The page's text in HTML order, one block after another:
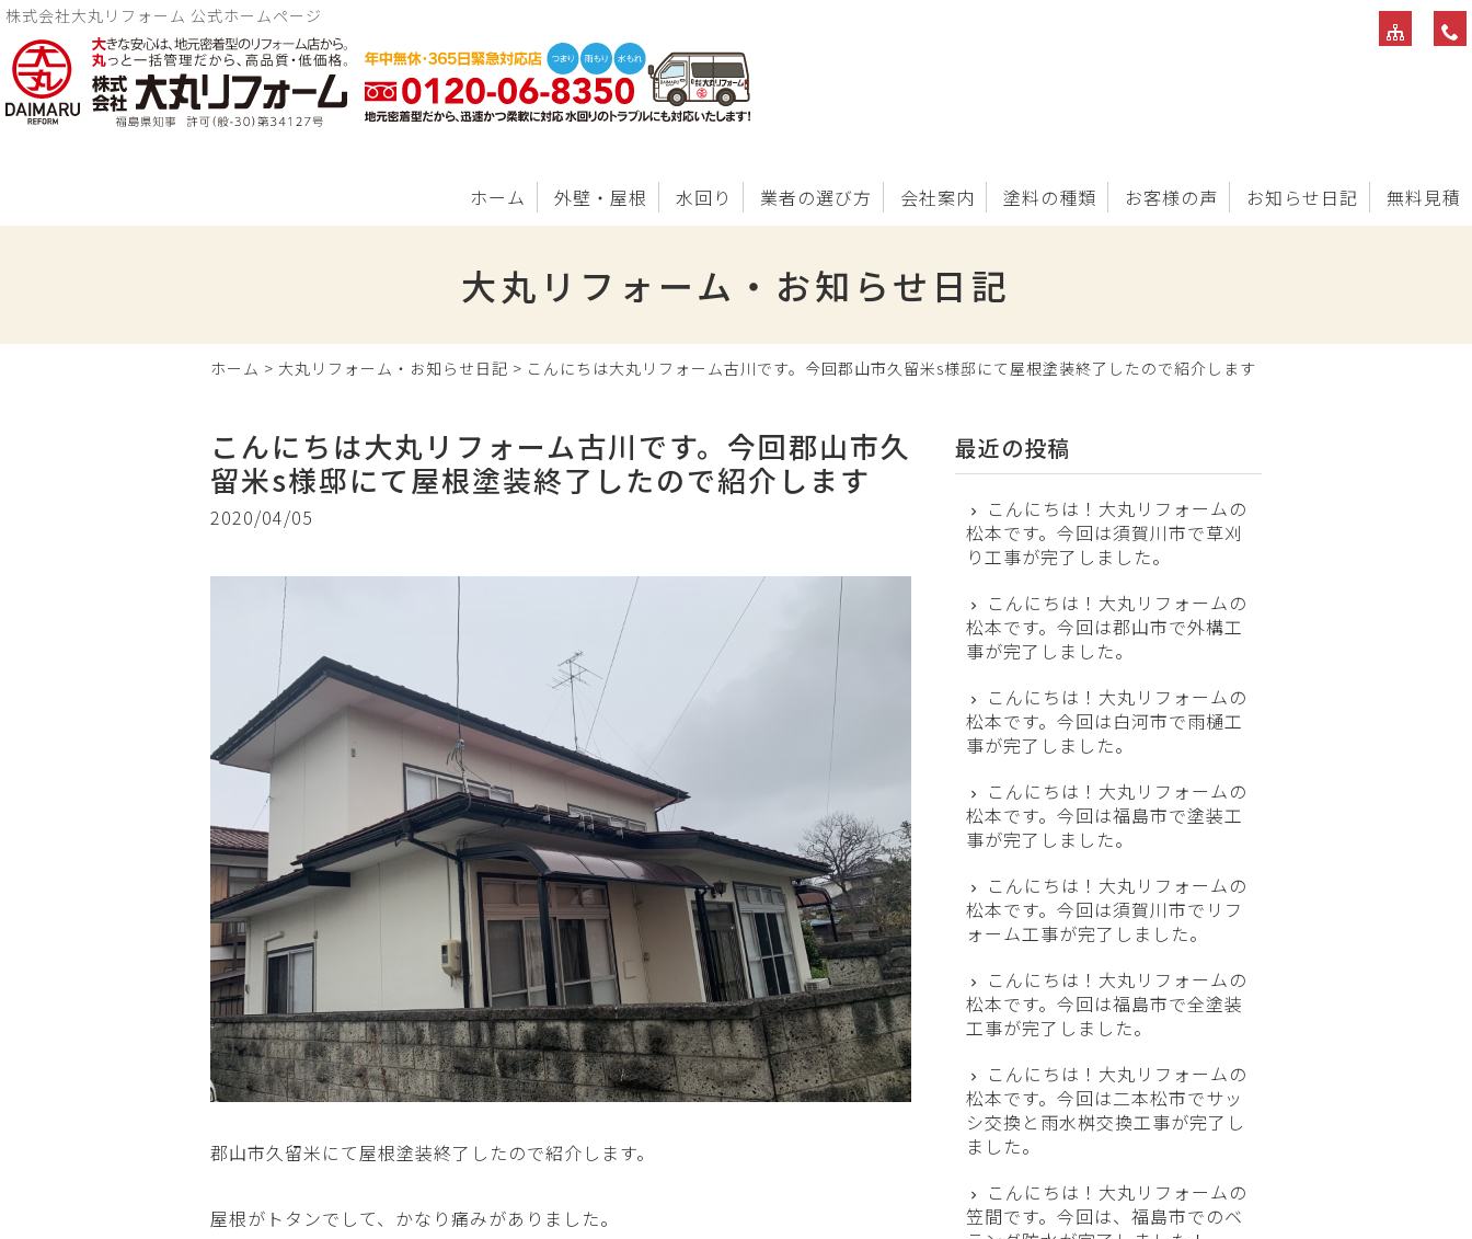
株式会社大丸リフォーム 公式ホームページ
ホーム 外壁・屋根 水回り 業者の選び方 会社案内 塗料の種類 お客様の声 お知らせ日記 無料見積
大丸リフォーム・お知らせ日記
ホーム > 大丸リフォーム・お知らせ日記 > こんにちは大丸リフォーム古川です。今回郡山市久留米s様邸にて屋根塗装終了したので紹介します
こんにちは大丸リフォーム古川です。今回郡山市久
留米s様邸にて屋根塗装終了したので紹介します
2020/04/05
郡山市久留米にて屋根塗装終了したので紹介します。
屋根がトタンでして、かなり痛みがありました。
最近の投稿
こんにちは！大丸リフォームの
松本です。今回は須賀川市で草刈
り工事が完了しました。
こんにちは！大丸リフォームの
松本です。今回は郡山市で外構工
事が完了しました。
こんにちは！大丸リフォームの
松本です。今回は白河市で雨樋工
事が完了しました。
こんにちは！大丸リフォームの
松本です。今回は福島市で塗装工
事が完了しました。
こんにちは！大丸リフォームの
松本です。今回は須賀川市でリフ
ォーム工事が完了しました。
こんにちは！大丸リフォームの
松本です。今回は福島市で全塗装
工事が完了しました。
こんにちは！大丸リフォームの
松本です。今回は二本松市でサッ
シ交換と雨水桝交換工事が完了し
ました。
こんにちは！大丸リフォームの
笠間です。今回は、福島市でのベ